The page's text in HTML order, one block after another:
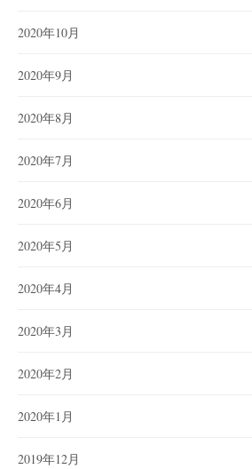
2020年10月
2020年9月
2020年8月
2020年7月
2020年6月
2020年5月
2020年4月
2020年3月
2020年2月
2020年1月
2019年12月